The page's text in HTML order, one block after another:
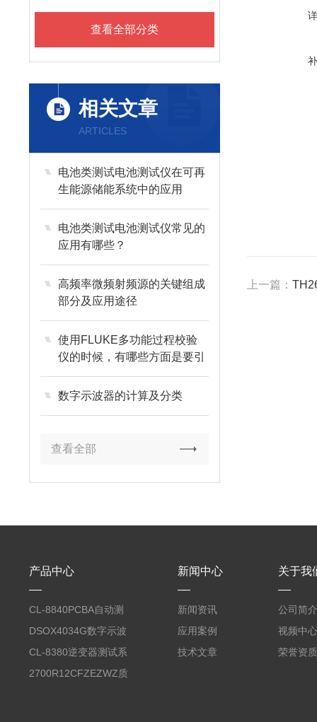
查看全部分类
相关文章
ARTICLES
电池类测试电池测试仪在可再
生能源储能系统中的应用
电池类测试电池测试仪常见的
应用有哪些？
高频率微频射频源的关键组成
部分及应用途径
使用FLUKE多功能过程校验
仪的时候，有哪些方面是要引
起我们重视的
数字示波器的计算及分类
查看全部
上一篇：
产品中心
CL-8840PCBA自动测
试台系统
DSOX4034G数字示波
器
CL-8380逆变器测试系
统台
2700R12CFZEZWZ质
新闻中心
新闻资讯
应用案例
技术文章
关于我
公司简介
视频中心
荣誉资质